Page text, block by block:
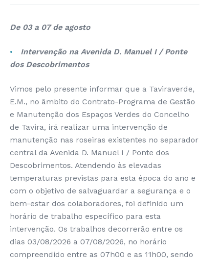
De 03 a 07 de agosto
Intervenção na Avenida D. Manuel I / Ponte
dos Descobrimentos
Vimos pelo presente informar que a Taviraverde,
E.M., no âmbito do Contrato-Programa de Gestão
e Manutenção dos Espaços Verdes do Concelho
de Tavira, irá realizar uma intervenção de
manutenção nas roseiras existentes no separador
central da Avenida D. Manuel I / Ponte dos
Descobrimentos. Atendendo às elevadas
temperaturas previstas para esta época do ano e
com o objetivo de salvaguardar a segurança e o
bem-estar dos colaboradores, foi definido um
horário de trabalho específico para esta
intervenção. Os trabalhos decorrerão entre os
dias 03/08/2026 a 07/08/2026, no horário
compreendido entre as 07h00 e as 11h00, sendo